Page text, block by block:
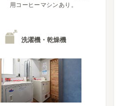
用コーヒーマシンあり。
洗濯機・乾燥機